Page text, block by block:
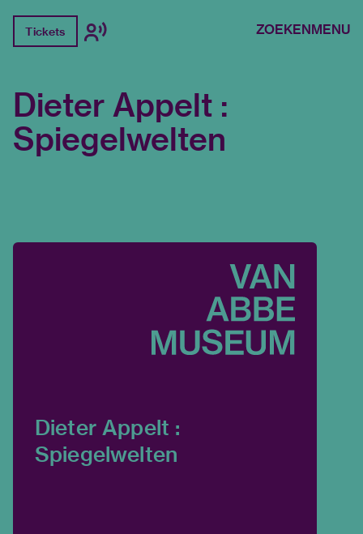
Tickets ZOEKENMENU
Dieter Appelt :
Spiegelwelten
Dieter Appelt :
Spiegelwelten